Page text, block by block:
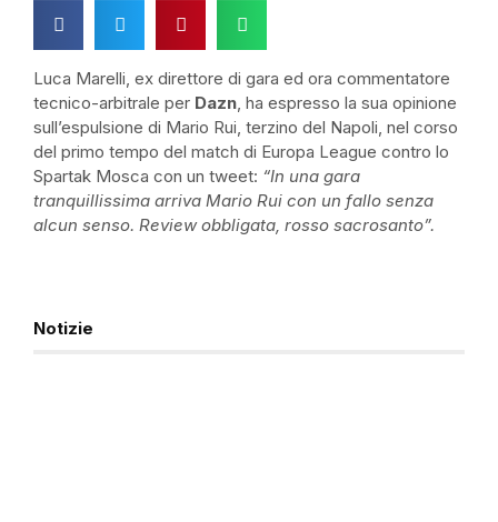
Luca Marelli, ex direttore di gara ed ora commentatore
tecnico-arbitrale per Dazn, ha espresso la sua opinione
sull’espulsione di Mario Rui, terzino del Napoli, nel corso
del primo tempo del match di Europa League contro lo
Spartak Mosca con un tweet: “In una gara
tranquillissima arriva Mario Rui con un fallo senza
alcun senso. Review obbligata, rosso sacrosanto”.
Notizie